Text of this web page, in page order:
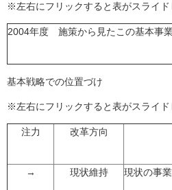
※左右にフリックすると表がスライド
2004年度 施策から見たこの基本事
基本戦略での位置づけ
※左右にフリックすると表がスライド
注力 改革方向
→ 現状維持 現状の事